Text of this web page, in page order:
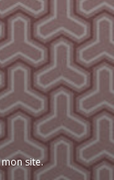
site.